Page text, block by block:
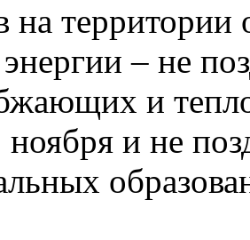
на территории
– не
и
ноября и не